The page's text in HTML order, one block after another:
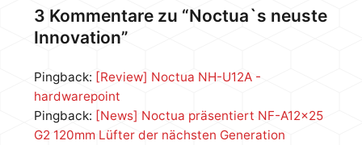
Abmessungen, sind also für HTPCs, ITX Systeme
bzw kleine Computer generell ausgelegt. Noctua´s
Modell ist mit 45€ im Preisvergleich aber 15€ teurer
3 Kommentare zu “Noctua`s neuste
Innovation”
Pingback: [Review] Noctua NH-U12A -
hardwarepoint
Pingback: [News] Noctua präsentiert NF-A12x25
G2 120mm Lüfter der nächsten Generation